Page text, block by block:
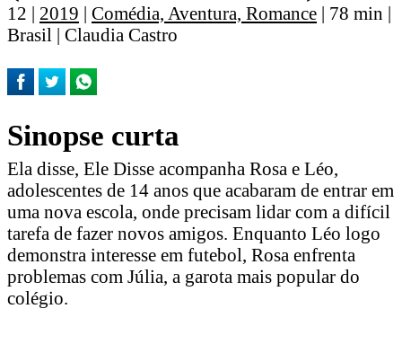
12 | 2019 | Comédia, Aventura, Romance | 78 min |
Brasil | Claudia Castro
Sinopse curta
Ela disse, Ele Disse acompanha Rosa e Léo,
adolescentes de 14 anos que acabaram de entrar em
uma nova escola, onde precisam lidar com a difícil
tarefa de fazer novos amigos. Enquanto Léo logo
demonstra interesse em futebol, Rosa enfrenta
problemas com Júlia, a garota mais popular do
colégio.